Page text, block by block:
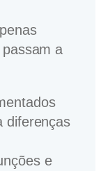
a
diferenças
e